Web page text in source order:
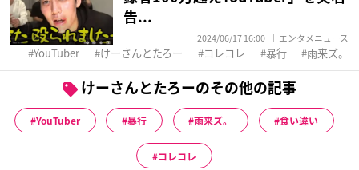
告...
2024/06/17 16:00 エンタメニュース
YouTuber けーさんとたろー コレコレ 暴行 雨来ズ。
けーさんとたろーのその他の記事
YouTuber 暴行 雨来ズ。 食い違い
コレコレ